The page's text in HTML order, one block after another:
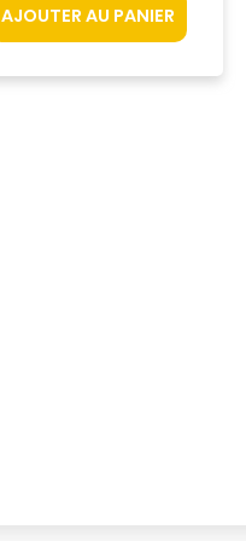
AJOUTER AU PANIER